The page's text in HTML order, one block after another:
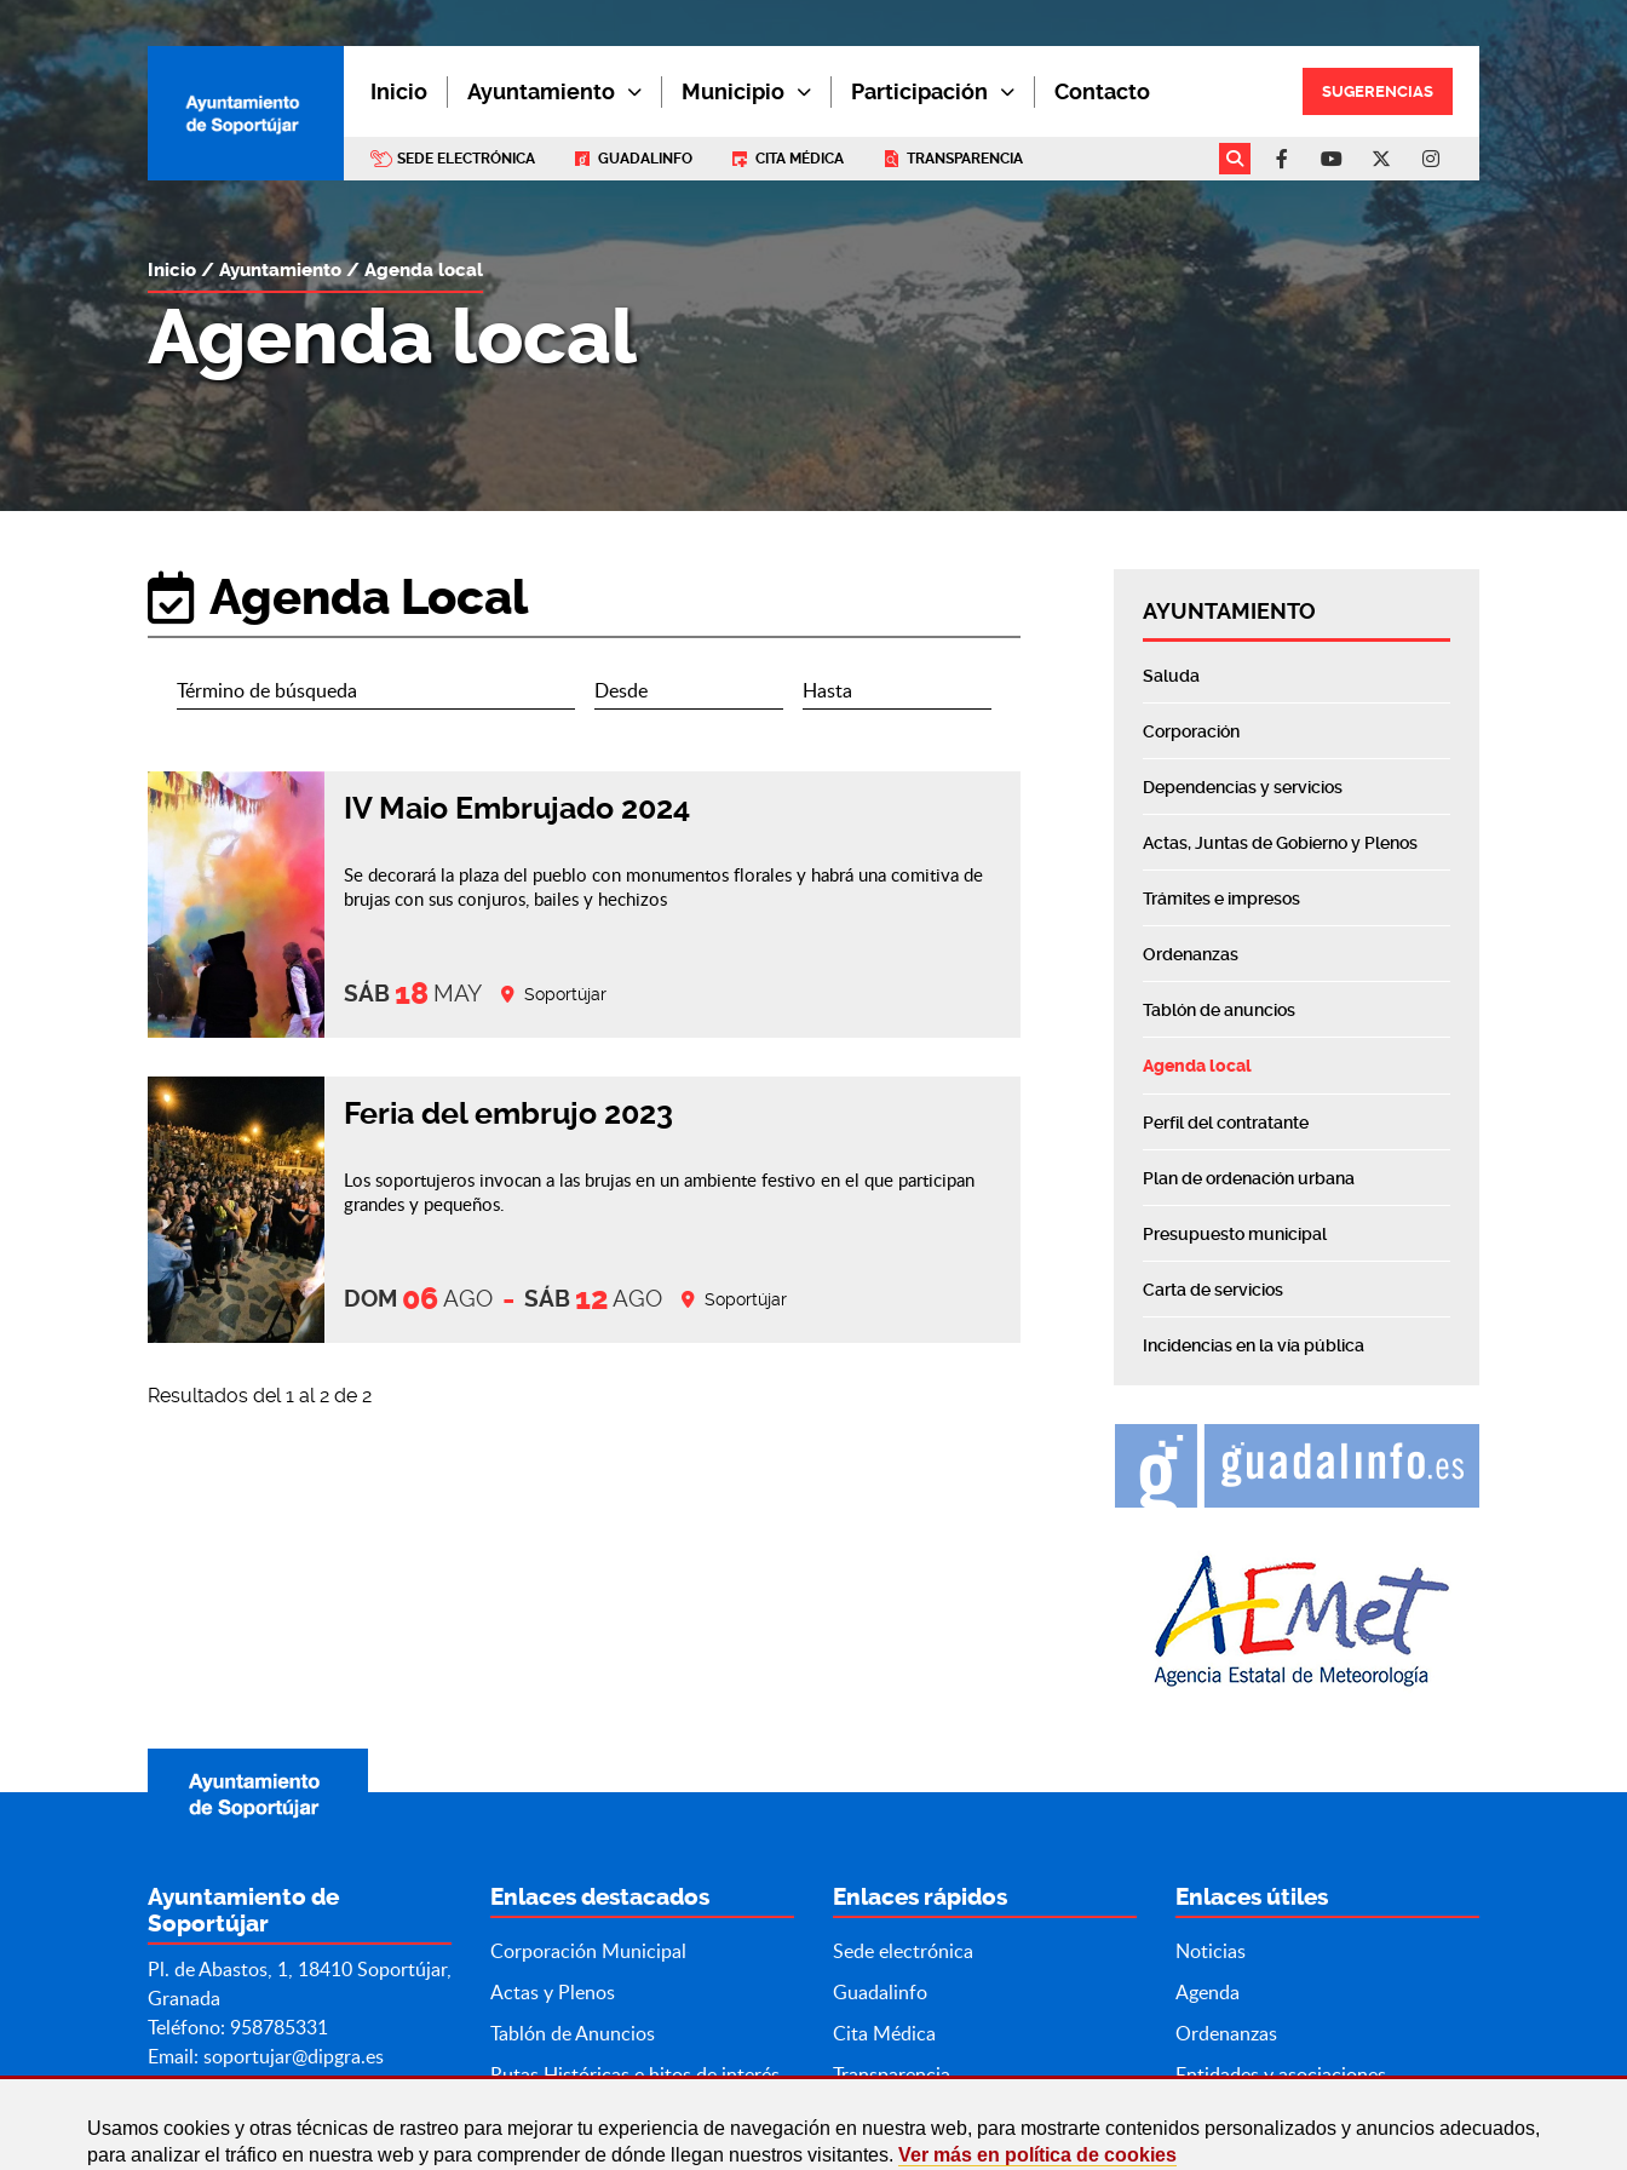
Usamos cookies y otras técnicas de rastreo para mejorar tu experiencia de navegación en nuestra web, para mostrarte contenidos personalizados y anuncios adecuados,
para analizar el tráfico en nuestra web y para comprender de dónde llegan nuestros visitantes. Ver más en política de cookies
Inicio Ayuntamiento Municipio Participación Contacto SUGERENCIAS
SEDE ELECTRÓNICA GUADALINFO CITA MÉDICA TRANSPARENCIA
Agenda local
Inicio Ayuntamiento Agenda local
Agenda Local
IV Maio Embrujado 2024
Se decorará la plaza del pueblo con monumentos florales y habrá una comitiva de
brujas con sus conjuros, bailes y hechizos
SÁB 18 MAY Soportújar
Feria del embrujo 2023
Los soportujeros invocan a las brujas en un ambiente festivo en el que participan
grandes y pequeños.
DOM 06AGO SÁB 12AGO Soportújar
Resultados del 1 al 2 de 2
AYUNTAMIENTO
Saluda
Corporación
Dependencias y servicios
Actas, Juntas de Gobierno y Plenos
Trámites e impresos
Ordenanzas
Tablón de anuncios
Agenda local
Perfil del contratante
Plan de ordenación urbana
Presupuesto municipal
Carta de servicios
Incidencias en la vía pública
Ayuntamiento de
Soportújar
Pl. de Abastos, 1, 18410 Soportújar,
Granada
Teléfono: 958785331
Email: soportujar@dipgra.es
Enlaces destacados
Corporación Municipal
Actas y Plenos
Tablón de Anuncios
Rutas Históricas e hitos de interés
Enlaces rápidos
Sede electrónica
Guadalinfo
Cita Médica
Transparencia
Enlaces útiles
Noticias
Agenda
Ordenanzas
Entidades y asociaciones